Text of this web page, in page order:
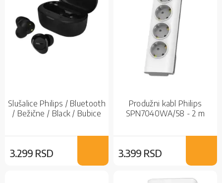
Slušalice Philips / Bluetooth
/ Bežične / Black / Bubice
3.299 RSD
Produžni kabl Philips
SPN7040WA/58 - 2 m
3.399 RSD